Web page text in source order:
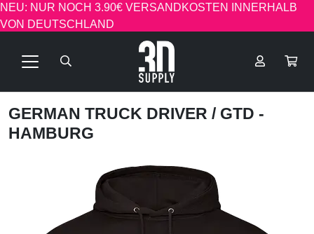
NEU: NUR NOCH 3.90€ VERSANDKOSTEN INNERHALB
VON DEUTSCHLAND
GERMAN TRUCK DRIVER / GTD -
HAMBURG